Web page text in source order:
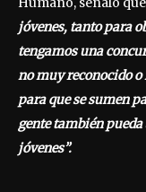
jóvenes, tanto para
tengamos una
no muy reconocido o
para que se sumen
gente también
jóvenes”.